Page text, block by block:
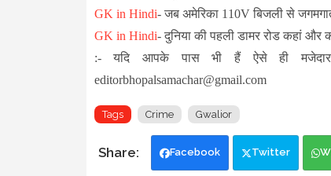
GK in Hindi- जब अमेरिका 110V बिजली से
GK in Hindi- दुनिया की पहली डामर रोड कहां और
:- यदि आपके पास भी हैं ऐसे ही
editorbhopalsamachar@gmail.com
Tags Crime Gwalior
Facebook Twitter